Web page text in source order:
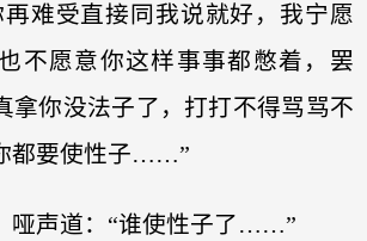
难受直接同我说就好，我宁愿
不愿意你这样事事都憋着，罢
拿你没法子了，打打不得骂骂不
都要使性子……”
哑声道：“谁使性子了……”